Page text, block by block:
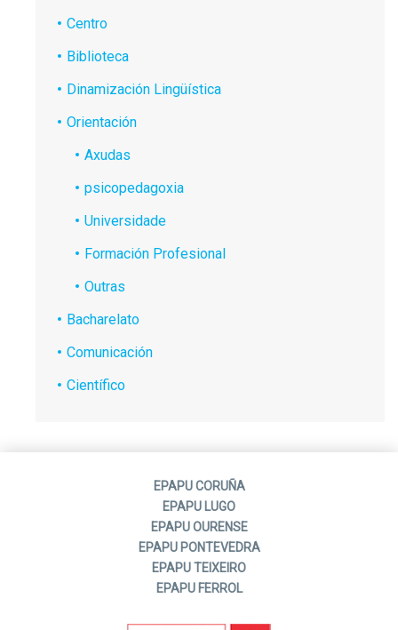
Centro
Biblioteca
Dinamización Lingüística
Orientación
Axudas
psicopedagoxia
Universidade
Formación Profesional
Outras
Bacharelato
Comunicación
Científico
EPAPU CORUÑA
EPAPU LUGO
EPAPU OURENSE
EPAPU PONTEVEDRA
EPAPU TEIXEIRO
EPAPU FERROL